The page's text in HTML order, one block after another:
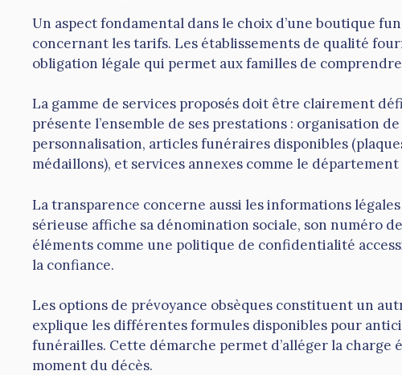
Un aspect fondamental dans le choix d’une boutique
concernant les tarifs. Les établissements de qualité
obligation légale qui permet aux familles de
La gamme de services proposés doit être clairement
présente l’ensemble de ses prestations : organisation
personnalisation, articles funéraires disponibles
médaillons), et services annexes comme le
La transparence concerne aussi les informations
sérieuse affiche sa dénomination sociale, son numéro
éléments comme une politique de confidentialité
la confiance.
Les options de prévoyance obsèques constituent un
explique les différentes formules disponibles pour
funérailles. Cette démarche permet d’alléger la
moment du décès.